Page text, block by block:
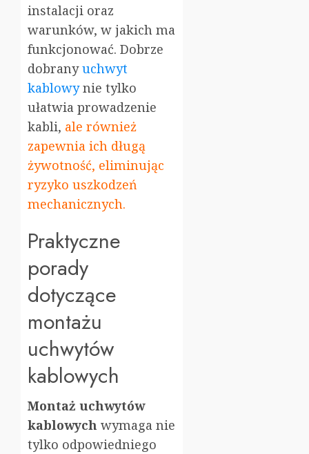
instalacji oraz
warunków, w jakich ma
funkcjonować. Dobrze
dobranyuchwyt
kablowynie tylko
ułatwia prowadzenie
kabli, ale również
zapewnia ich długą
żywotność, eliminując
ryzyko uszkodzeń
mechanicznych.
Praktyczne
porady
dotyczące
montażu
uchwytów
kablowych
Montaż uchwytów
kablowych wymaga nie
tylko odpowiedniego